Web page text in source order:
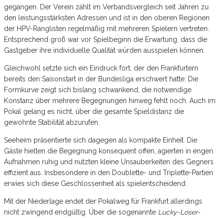
gegangen. Der Verein zählt im Verbandsvergleich seit Jahren zu
den leistungsstärksten Adressen und ist in den oberen Regionen
der HPV-Ranglisten regelmäßig mit mehreren Spielern vertreten.
Entsprechend groß war vor Spielbeginn die Erwartung, dass die
Gastgeber ihre individuelle Qualität würden ausspielen können.
Gleichwohl setzte sich ein Eindruck fort, der den Frankfurtern
bereits den Saisonstart in der Bundesliga erschwert hatte: Die
Formkurve zeigt sich bislang schwankend, die notwendige
Konstanz über mehrere Begegnungen hinweg fehlt noch. Auch im
Pokal gelang es nicht, über die gesamte Spieldistanz die
gewohnte Stabilität abzurufen.
Seeheim präsentierte sich dagegen als kompakte Einheit. Die
Gäste hielten die Begegnung konsequent offen, agierten in engen
Aufnahmen ruhig und nutzten kleine Unsauberkeiten des Gegners
effizient aus. Insbesondere in den Doublette- und Triplette-Partien
erwies sich diese Geschlossenheit als spielentscheidend.
Mit der Niederlage endet der Pokalweg für Frankfurt allerdings
nicht zwingend endgültig. Über die sogenannte Lucky-Loser-